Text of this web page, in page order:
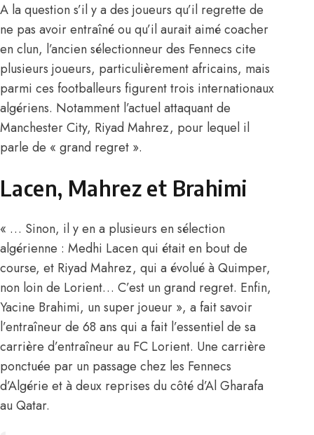
A la question s’il y a des joueurs qu’il regrette de
ne pas avoir entraîné ou qu’il aurait aimé coacher
en clun, l’ancien sélectionneur des Fennecs cite
plusieurs joueurs, particulièrement africains, mais
parmi ces footballeurs figurent trois internationaux
algériens. Notamment l’actuel attaquant de
Manchester City, Riyad Mahrez, pour lequel il
parle de « grand regret ».
Lacen, Mahrez et Brahimi
« … Sinon, il y en a plusieurs en sélection
algérienne : Medhi Lacen qui était en bout de
course, et Riyad Mahrez, qui a évolué à Quimper,
non loin de Lorient… C’est un grand regret. Enfin,
Yacine Brahimi, un super joueur », a fait savoir
l’entraîneur de 68 ans qui a fait l’essentiel de sa
carrière d’entraîneur au FC Lorient. Une carrière
ponctuée par un passage chez les Fennecs
d’Algérie et à deux reprises du côté d’Al Gharafa
au Qatar.